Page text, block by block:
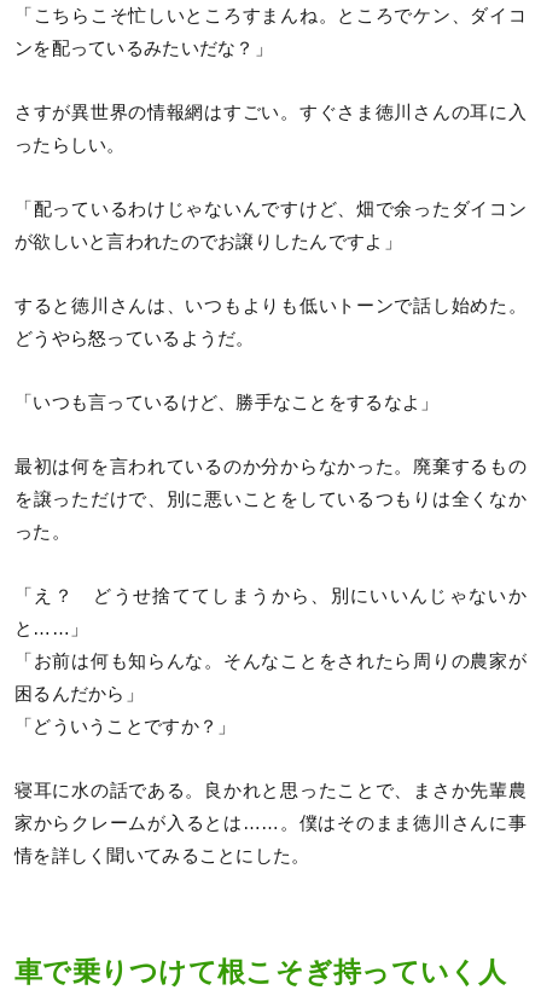
「こちらこそ忙しいところすまんね。ところでケン、ダイコ
ンを配っているみたいだな？」
さすが異世界の情報網はすごい。すぐさま徳川さんの耳に入
ったらしい。
「配っているわけじゃないんですけど、畑で余ったダイコン
が欲しいと言われたのでお譲りしたんですよ」
すると徳川さんは、いつもよりも低いトーンで話し始めた。
どうやら怒っているようだ。
「いつも言っているけど、勝手なことをするなよ」
最初は何を言われているのか分からなかった。廃棄するもの
を譲っただけで、別に悪いことをしているつもりは全くなか
った。
「え？ どうせ捨ててしまうから、別にいいんじゃないか
と……」
「お前は何も知らんな。そんなことをされたら周りの農家が
困るんだから」
「どういうことですか？」
寝耳に水の話である。良かれと思ったことで、まさか先輩農
家からクレームが入るとは……。僕はそのまま徳川さんに事
情を詳しく聞いてみることにした。
車で乗りつけて根こそぎ持っていく人